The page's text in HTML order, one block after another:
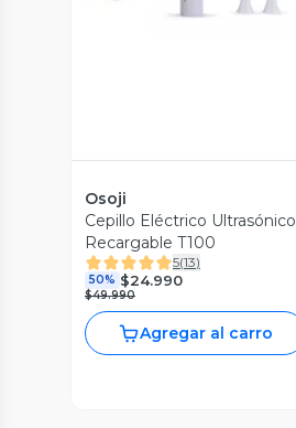
Osoji
Cepillo Eléctrico Ultrasónico
Recargable T100
5(13)
50% $24.990
$49.990
Agregar al carro